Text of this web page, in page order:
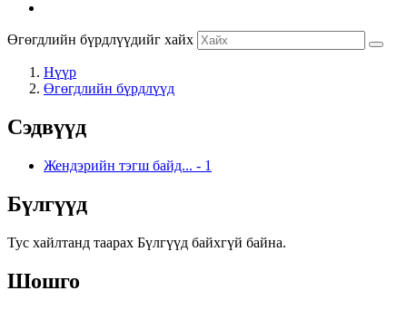
Өгөгдлийн бүрдлүүдийг хайх
Нүүр
Өгөгдлийн бүрдлүүд
Сэдвүүд
Жендэрийн тэгш байд... - 1
Бүлгүүд
Тус хайлтанд таарах Бүлгүүд байхгүй байна.
Шошго